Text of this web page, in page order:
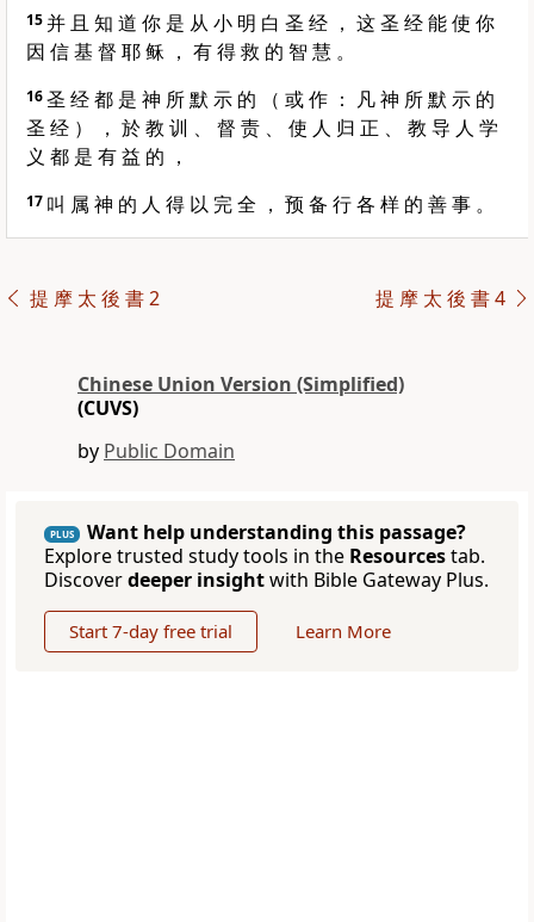
15并 且 知 道 你 是 从 小 明 白 圣 经 ， 这 圣 经 能 使 你
因 信 基 督 耶 稣 ， 有 得 救 的 智 慧 。
16圣 经 都 是 神 所 默 示 的 （ 或 作 ： 凡 神 所 默 示 的
圣 经 ） ， 於 教 训 、 督 责 、 使 人 归 正 、 教 导 人 学
义 都 是 有 益 的 ，
17 叫 属 神 的 人 得 以 完 全 ， 预 备 行 各 样 的 善 事 。
提 摩 太 後 書 2 提 摩 太 後 書 4
Chinese Union Version (Simplified)
(CUVS)
by Public Domain
PLUS
Want help understanding this passage?
Explore trusted study tools in the Resourcestab.
Discoverdeeper insightwith Bible Gateway Plus.
Start 7-day free trial Learn More